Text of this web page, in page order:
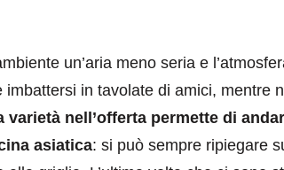
un’aria meno seria e
imbattersi in tavolate di amici, mentre
varietà nell’offerta permette di
asiatica: si può sempre ripiegare